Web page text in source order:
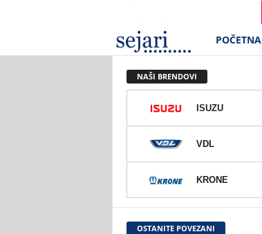
e
r
d
POČETNA
NAŠI BRENDOVI
ISUZU
VDL
KRONE
OSTANITE POVEZANI